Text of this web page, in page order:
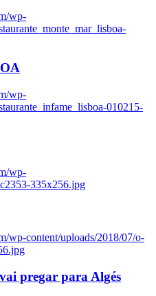
wp-
wp-
010215-
wp-
335x256.jpg
wp-content/uploads/2018/07/o-
pregar para Algés